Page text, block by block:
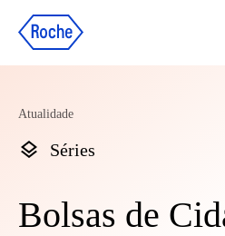
Atualidade
Séries
Bolsas de